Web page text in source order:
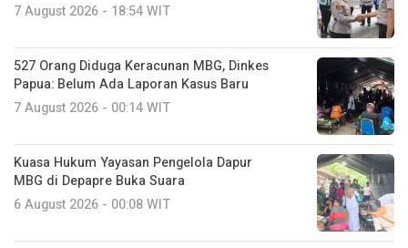
7 August 2026 - 18:54 WIT
527 Orang Diduga Keracunan MBG, Dinkes
Papua: Belum Ada Laporan Kasus Baru
7 August 2026 - 00:14 WIT
Kuasa Hukum Yayasan Pengelola Dapur
MBG di Depapre Buka Suara
6 August 2026 - 00:08 WIT